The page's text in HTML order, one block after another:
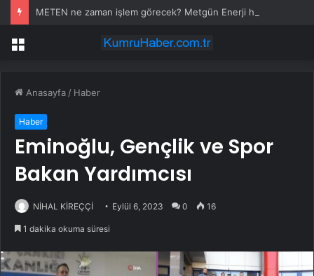
Menü
Anasayfa / Haber
Haber
Eminoğlu, Gençlik ve Spor
Bakan Yardımcısı
NİHAL KİREÇÇİ Eylül 6, 2023 0 16
1 dakika okuma süresi